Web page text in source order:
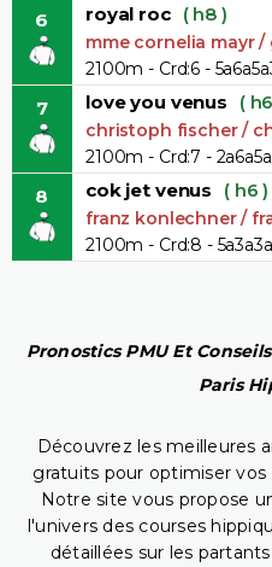
6 royal roc ( h8 )
mme cornelia mayr /
2100m - Crd:6 -
7 love you venus (
christoph fischer /
2100m - Crd:7 -
8 cok jet venus ( h6 )
franz konlechner /
2100m - Crd:8 -
Pronostics PMU Et
Paris
Découvrez les meilleures
gratuits pour optimiser vos
Notre site vous propose
l'univers des courses
détaillées sur les